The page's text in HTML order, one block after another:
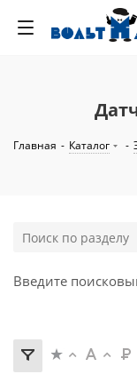
Главная - Каталог -
Введите